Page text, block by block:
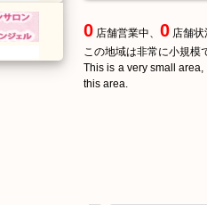
0 店舗営業中、 0 店舗状
この地域は非常に小規模
This is a very small
this area.